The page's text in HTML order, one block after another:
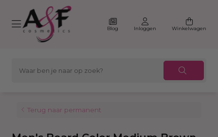
Blog Inloggen Winkelwagen
Terug naar permanent